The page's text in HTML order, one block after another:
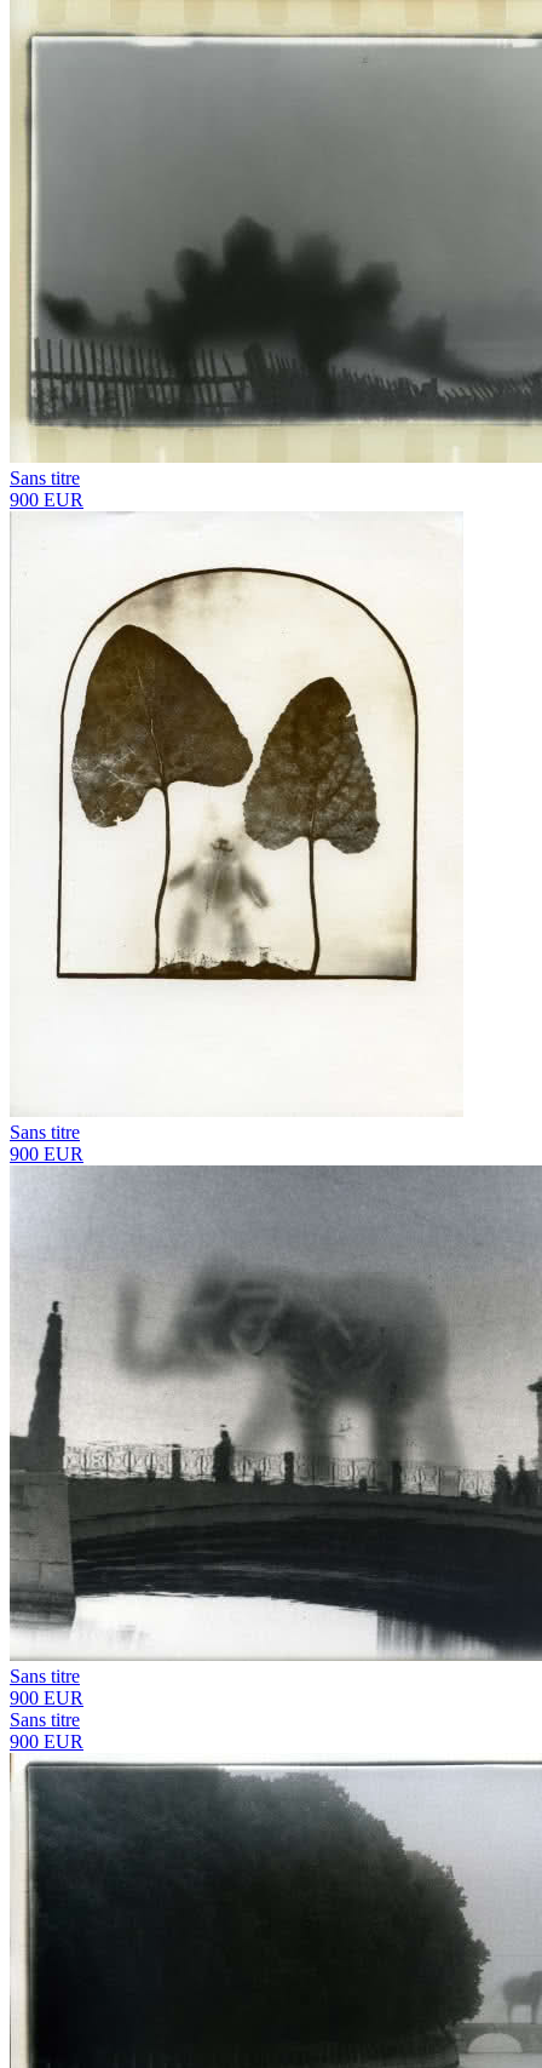
Sans titre
900 EUR
Sans titre
900 EUR
Sans titre
900 EUR
Sans titre
900 EUR